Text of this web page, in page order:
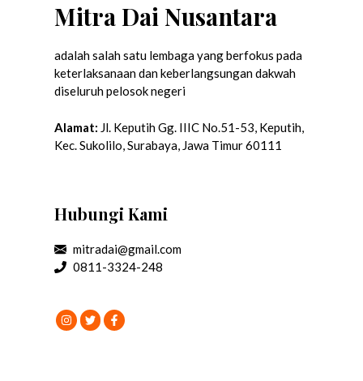
Mitra Dai Nusantara
adalah salah satu lembaga yang berfokus pada
keterlaksanaan dan keberlangsungan dakwah
diseluruh pelosok negeri
Alamat: Jl. Keputih Gg. IIIC No.51-53, Keputih,
Kec. Sukolilo, Surabaya, Jawa Timur 60111
Hubungi Kami
mitradai@gmail.com
0811-3324-248